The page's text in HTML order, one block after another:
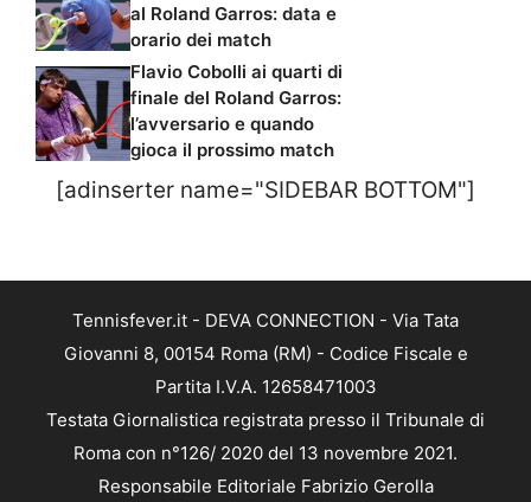
al Roland Garros: data e
orario dei match
Flavio Cobolli ai quarti di
finale del Roland Garros:
l’avversario e quando
gioca il prossimo match
[adinserter name="SIDEBAR BOTTOM"]
Tennisfever.it - DEVA CONNECTION - Via Tata
Giovanni 8, 00154 Roma (RM) - Codice Fiscale e
Partita I.V.A. 12658471003
Testata Giornalistica registrata presso il Tribunale di
Roma con n°126/ 2020 del 13 novembre 2021.
Responsabile Editoriale Fabrizio Gerolla